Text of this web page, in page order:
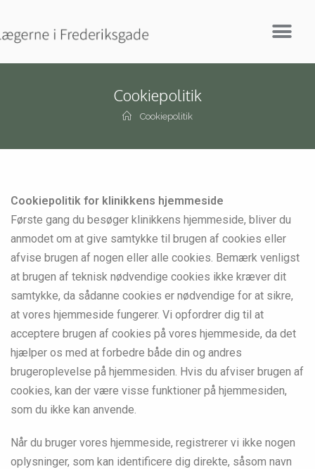
Cookiepolitik
Cookiepolitik
Cookiepolitik for klinikkens hjemmeside
Første gang du besøger klinikkens hjemmeside, bliver du
anmodet om at give samtykke til brugen af cookies eller
afvise brugen af nogen eller alle cookies. Bemærk venligst
at brugen af teknisk nødvendige cookies ikke kræver dit
samtykke, da sådanne cookies er nødvendige for at sikre,
at vores hjemmeside fungerer. Vi opfordrer dig til at
acceptere brugen af cookies på vores hjemmeside, da det
hjælper os med at forbedre både din og andres
brugeroplevelse på hjemmesiden. Hvis du afviser brugen af
cookies, kan der være visse funktioner på hjemmesiden,
som du ikke kan anvende.
Når du bruger vores hjemmeside, registrerer vi ikke nogen
oplysninger, som kan identificere dig direkte, såsom navn